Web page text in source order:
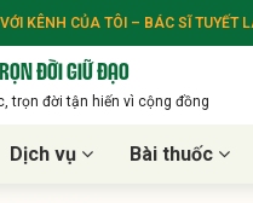
KÊNH CỦA TÔI – BÁC SĨ TUYẾT
ĐỜI GIỮ ĐẠO
trọn đời tận hiến vì cộng đồng
Dịch vụ Bài thuốc